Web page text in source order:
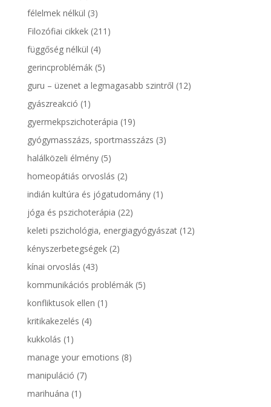
félelmek nélkül (3)
Filozófiai cikkek(211)
függőség nélkül (4)
gerincproblémák(5)
guru – üzenet a legmagasabb szintről (12)
gyászreakció (1)
gyermekpszichoterápia (19)
gyógymasszázs, sportmasszázs (3)
halálközeli élmény(5)
homeopátiás orvoslás (2)
indián kultúra és jógatudomány(1)
jóga és pszichoterápia (22)
keleti pszichológia, energiagyógyászat(12)
kényszerbetegségek(2)
kínai orvoslás (43)
kommunikációs problémák(5)
konfliktusok ellen (1)
kritikakezelés (4)
kukkolás (1)
manage your emotions (8)
manipuláció (7)
marihuána (1)